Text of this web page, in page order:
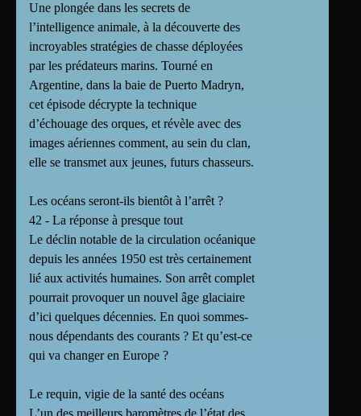
Une plongée dans les secrets de
l’intelligence animale, à la découverte des
incroyables stratégies de chasse déployées
par les prédateurs marins. Tourné en
Argentine, dans la baie de Puerto Madryn,
cet épisode décrypte la technique
d’échouage des orques, et révèle avec des
images aériennes comment, au sein du clan,
elle se transmet aux jeunes, futurs chasseurs.
Les océans seront-ils bientôt à l’arrêt ?
42 - La réponse à presque tout
Le déclin notable de la circulation océanique
depuis les années 1950 est très certainement
lié aux activités humaines. Son arrêt complet
pourrait provoquer un nouvel âge glaciaire
d’ici quelques décennies. En quoi sommes-
nous dépendants des courants ? Et qu’est-ce
qui va changer en Europe ?
Le requin, vigie de la santé des océans